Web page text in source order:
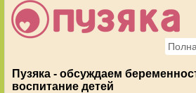
Пузяка - обсуждаем
воспитание детей